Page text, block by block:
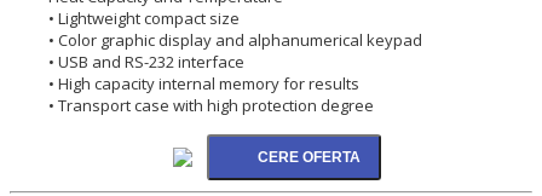
• Lightweight compact size
• Color graphic display and alphanumerical keypad
• USB and RS-232 interface
• High capacity internal memory for results
• Transport case with high protection degree